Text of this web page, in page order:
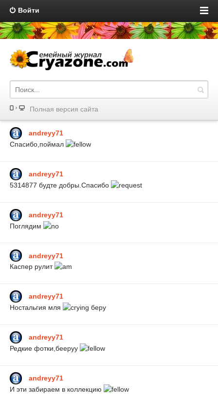
Войти
Полная версия сайта
andreyy71
Спасибо,поймал
andreyy71
5314877 будте добры.Спасибо
andreyy71
Поглядим
andreyy71
Каспер рулит
andreyy71
Ностальгия мля
беру
andreyy71
Редкие фотки,бееруу
andreyy71
И эти забираем в коллекцию